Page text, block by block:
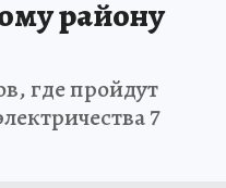
району
где пройдут
7